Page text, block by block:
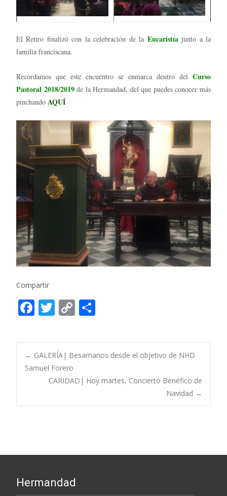
El Retiro finalizó con la celebración de la Eucaristíajunto a la
familia franciscana.
Recordamos que este encuentro se enmarca dentro del Curso
Pastoral 2018/2019de la Hermandad, del que puedes conocer más
pinchando AQUÍ
Compartir
F
e
b
o
k
T
itt
er
C
p
y
Li
n
k
m
p
ti
r
Post
navigation
← GALERÍA| Besamanos desde el objetivo de NHD
Samuel Forero
CARIDAD| Hoy martes, Concierto Benéfico de
Navidad →
Hermandad